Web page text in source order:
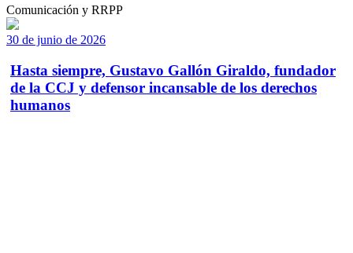
Comunicación y RRPP
30 de junio de 2026
Hasta siempre, Gustavo Gallón Giraldo, fundador
de la CCJ y defensor incansable de los derechos
humanos